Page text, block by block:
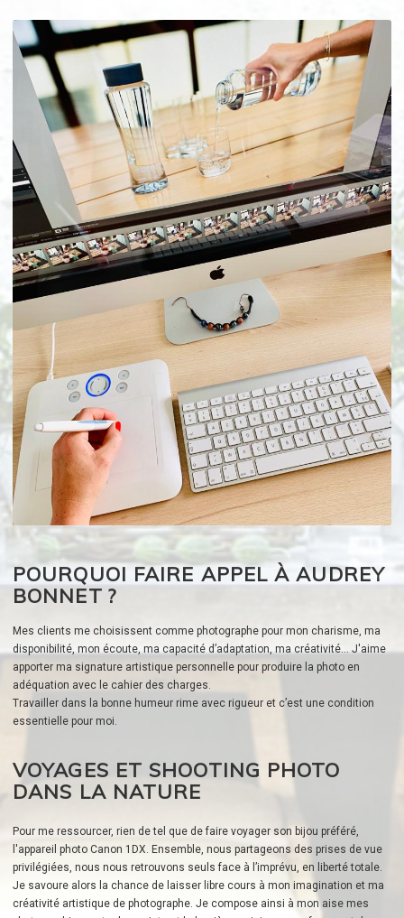
POURQUOI FAIRE APPEL À AUDREY
BONNET ?
Mes clients me choisissent comme photographe pour mon charisme, ma
disponibilité, mon écoute, ma capacité d’adaptation, ma créativité... J'aime
apporter ma signature artistique personnelle pour produire la photo en
adéquation avec le cahier des charges.
Travailler dans la bonne humeur rime avec rigueur et c’est une condition
essentielle pour moi.
VOYAGES ET SHOOTING PHOTO
DANS LA NATURE
Pour me ressourcer, rien de tel que de faire voyager son bijou préféré,
l'appareil photo Canon 1DX. Ensemble, nous partageons des prises de vue
privilégiées, nous nous retrouvons seuls face à l’imprévu, en liberté totale.
Je savoure alors la chance de laisser libre cours à mon imagination et ma
créativité artistique de photographe. Je compose ainsi à mon aise mes